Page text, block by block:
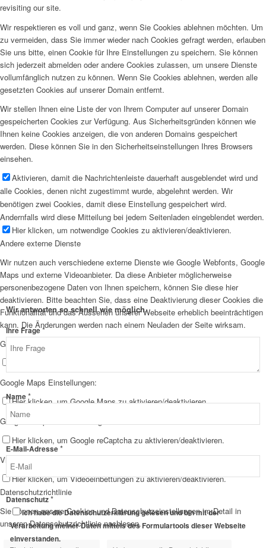
revisiting our site.
Wir respektieren es voll und ganz, wenn Sie Cookies ablehnen möchten. Um
zu vermeiden, dass Sie immer wieder nach Cookies gefragt werden, erlauben
Sie uns bitte, einen Cookie für Ihre Einstellungen zu speichern. Sie können
sich jederzeit abmelden oder andere Cookies zulassen, um unsere Dienste
vollumfänglich nutzen zu können. Wenn Sie Cookies ablehnen, werden alle
gesetzten Cookies auf unserer Domain entfernt.
Wir stellen Ihnen eine Liste der von Ihrem Computer auf unserer Domain
gespeicherten Cookies zur Verfügung. Aus Sicherheitsgründen können wie
Ihnen keine Cookies anzeigen, die von anderen Domains gespeichert
werden. Diese können Sie in den Sicherheitseinstellungen Ihres Browsers
einsehen.
Aktivieren, damit die Nachrichtenleiste dauerhaft ausgeblendet wird und
alle Cookies, denen nicht zugestimmt wurde, abgelehnt werden. Wir
benötigen zwei Cookies, damit diese Einstellung gespeichert wird.
Andernfalls wird diese Mitteilung bei jedem Seitenladen eingeblendet werden.
Hier klicken, um notwendige Cookies zu aktivieren/deaktivieren.
Andere externe Dienste
Wir nutzen auch verschiedene externe Dienste wie Google Webfonts, Google
Maps und externe Videoanbieter. Da diese Anbieter möglicherweise
personenbezogene Daten von Ihnen speichern, können Sie diese hier
deaktivieren. Bitte beachten Sie, dass eine Deaktivierung dieser Cookies die
Funktionalität und das Aussehen unserer Webseite erheblich beeinträchtigen
kann. Die Änderungen werden nach einem Neuladen der Seite wirksam.
Google Webfont Einstellungen:
Google Maps Einstellungen:
Hier klicken, um Google Maps zu aktivieren/deaktivieren.
Google reCaptcha Einstellungen:
Hier klicken, um Google reCaptcha zu aktivieren/deaktivieren.
Vimeo und YouTube Einstellungen:
Hier klicken, um Videoeinbettungen zu aktivieren/deaktivieren.
Datenschutzrichtlinie
Sie können unsere Cookies und Datenschutzeinstellungen im Detail in
unseren Datenschutzrichtlinie nachlesen.
Wir antworten so schnell wie möglich.
E-
Mail-
Name
Frage
Ihre Frage*
Name*
E-Mail-Adresse*
Datenschutz*
Ich habe die Datenschutzerklärung gelesen und bin mit der
Verarbeitung meiner Daten mittels des Formulartools dieser Webseite
einverstanden.